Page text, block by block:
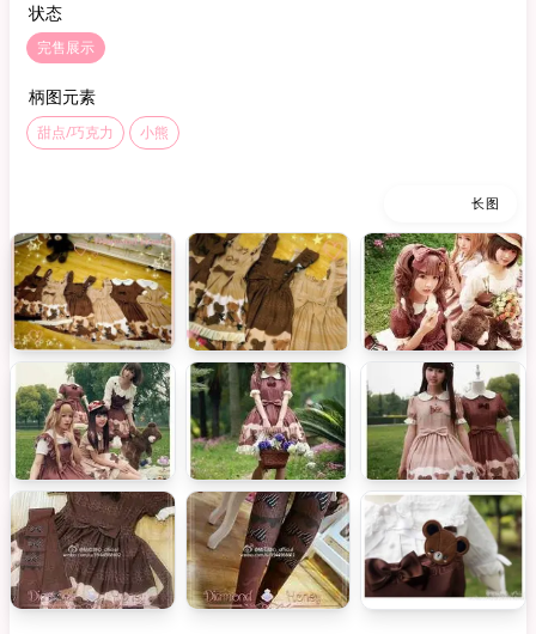
状态
完售展示
柄图元素
甜点/巧克力 小熊
长图